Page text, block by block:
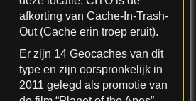
afkorting van Cache-In-Trash-
Out (Cache erin troep eruit).
Er zijn 14 Geocaches van dit
type en zijn oorspronkelijk in
2011 gelegd als promotie van